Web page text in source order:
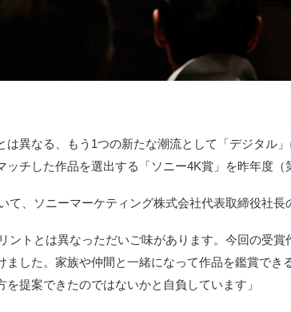
異なる、もう1つの新たな潮流として「デジタル
チした作品を選出する「ソニー4K賞」を昨年度（
、ソニーマーケティング株式会社代表取締役社長
ントとは異なっただいご味があります。今回の受
した。家族や仲間と一緒になって作品を鑑賞で
提案できたのではないかと自負しています」